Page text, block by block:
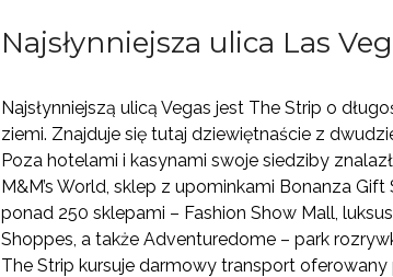
Najsłynniejsza ulica Las
Najsłynniejszą ulicą Vegas jest The Strip o
ziemi. Znajduje się tutaj dziewiętnaście z
Poza hotelami i kasynami swoje siedziby
M&M’s World, sklep z upominkami Bonanza
ponad 250 sklepami – Fashion Show Mall,
Shoppes, a także Adventuredome – park
The Strip kursuje darmowy transport